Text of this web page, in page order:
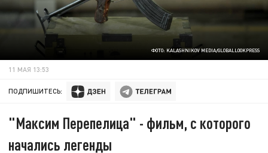
ФОТО: KALASHNIKOV MEDIA/GLOBALLOOKPRESS
11 МАЯ 13:53
ПОДПИШИТЕСЬ:
"Максим Перепелица" - фильм, с которого
начались легенды